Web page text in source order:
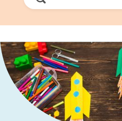
Chercher